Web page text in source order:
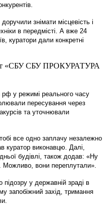
знімати місцевість і
в передмісті. А вже 24
куратори дали конкретні
у режимі реального часу
пересування через
та уточнювали
все одно заплачу незалежно
куратор виконавцю. Далі,
будівлі, також додав: «Ну
Можливо, вони переплутали».
підозру у державній зраді в
запобіжний захід, тримання